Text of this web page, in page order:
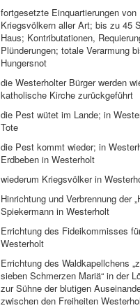
fortgesetzte Einquartierungen von
Kriegsvölkern aller Art; bis zu 45
Haus; Kontributationen,
Plünderungen; totale Verarmung
Hungersnot
die Westerholter Bürger werden
katholische Kirche zurückgeführt
die Pest wütet im Lande; in
Tote
die Pest kommt wieder; in
Erdbeben in Westerholt
wiederum Kriegsvölker in
Hinrichtung und Verbrennung der
Spiekermann in Westerholt
Errichtung des Fideikommisses
Westerholt
Errichtung des Waldkapellchens
sieben Schmerzen Mariä“ in der
zur Sühne der blutigen
zwischen den Freiheiten